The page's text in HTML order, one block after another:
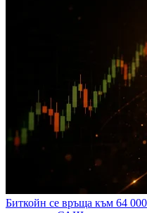
Биткойн се връща към 64 000